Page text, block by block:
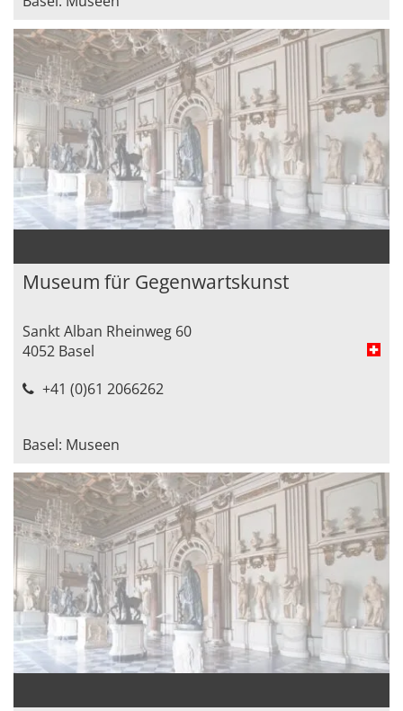
Museum für Gegenwartskunst
Sankt Alban Rheinweg 60
4052 Basel
+41 (0)61 2066262
Basel: Museen